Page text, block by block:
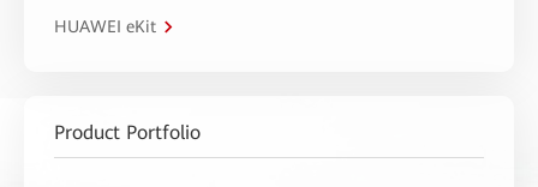
HUAWEI eKit
Product Portfolio